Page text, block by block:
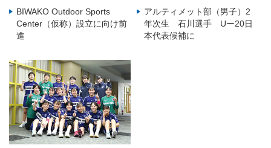
BIWAKO Outdoor Sports
Center（仮称）設立に向け前
進
アルティメット部（男子）2
年次生 石川選手 Uー20日
本代表候補に